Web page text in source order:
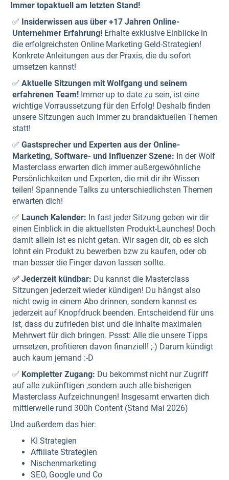
Immer topaktuell am letzten Stand!
✅ Insiderwissen aus über +17 Jahren Online-
Unternehmer Erfahrung! Erhalte exklusive Einblicke in
die erfolgreichsten Online Marketing Geld-Strategien!
Konkrete Anleitungen aus der Praxis, die du sofort
umsetzen kannst!
✅ Aktuelle Sitzungen mit Wolfgang und seinem
erfahrenen Team! Immer up to date zu sein, ist eine
wichtige Vorraussetzung für den Erfolg! Deshalb finden
unsere Sitzungen auch immer zu brandaktuellen Themen
statt!
✅ Gastsprecher und Experten aus der Online-
Marketing, Software- und Influenzer Szene: In der Wolf
Masterclass erwarten dich immer außergewöhnliche
Persönlichkeiten und Experten, die mit dir ihr Wissen
teilen! Spannende Talks zu unterschiedlichsten Themen
erwarten dich!
✅ Launch Kalender: In fast jeder Sitzung geben wir dir
einen Einblick in die aktuellsten Produkt-Launches! Doch
damit allein ist es nicht getan. Wir sagen dir, ob es sich
lohnt ein Produkt zu bewerben bzw zu kaufen, oder ob
man besser die Finger davon lassen sollte.
✅ Jederzeit kündbar: Du kannst die Masterclass
Sitzungen jederzeit wieder kündigen! Du hängst also
nicht ewig in einem Abo drinnen, sondern kannst es
jederzeit auf Knopfdruck beenden. Entscheidend für uns
ist, dass du zufrieden bist und die Inhalte maximalen
Mehrwert für dich bringen. Pssst: Alle die unsere Tipps
umsetzen, profitieren davon finanziell! ;-) Darum kündigt
auch kaum jemand :-D
✅ Kompletter Zugang: Du bekommst nicht nur Zugriff
auf alle zukünftigen ,sondern auch alle bisherigen
Masterclass Aufzeichnungen! Insgesamt erwarten dich
mittlerweile rund 300h Content (Stand Mai 2026)
Und außerdem das hier:
KI Strategien
Affiliate Strategien
Nischenmarketing
SEO, Google und Co